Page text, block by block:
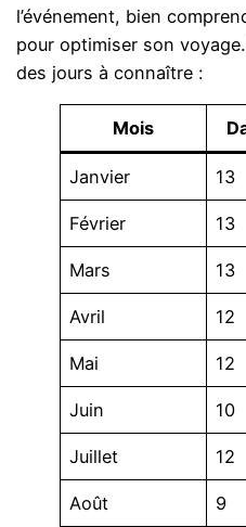
l’événement, bien
pour optimiser son
des jours à connaître :
Mois
Janvier 13
Février 13
Mars 13
Avril 12
Mai 12
Juin 10
Juillet 12
Août 9